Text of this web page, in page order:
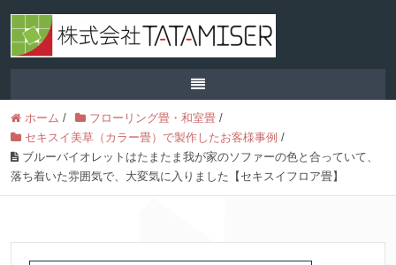
ホーム / フローリング畳・和室畳 /
セキスイ美草（カラー畳）で製作したお客様事例 /
ブルーバイオレットはたまたま我が家のソファーの色と合っていて、
落ち着いた雰囲気で、大変気に入りました【セキスイフロア畳】